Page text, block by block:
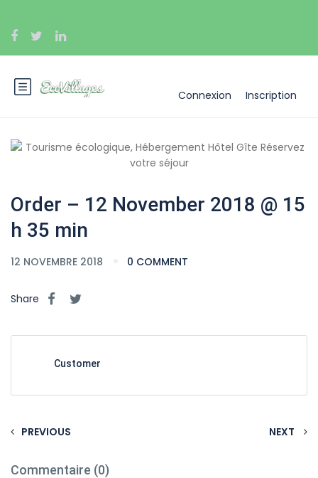
Connexion Inscription
Order – 12 November 2018 @ 15
h 35 min
12 NOVEMBRE 2018 0 COMMENT
Share
Customer
PREVIOUS NEXT
Commentaire (0)